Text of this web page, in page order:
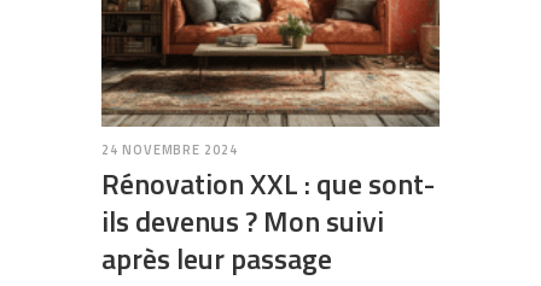
24 NOVEMBRE 2024
Rénovation XXL : que sont-
ils devenus ? Mon suivi
après leur passage